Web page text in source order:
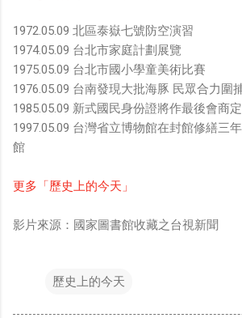
1972.05.09 北區泰嶽七號防空演習
1974.05.09 台北市家庭計劃展覽
1975.05.09 台北市國小學童美術比賽
1976.05.09 台南發現大批海豚 民眾合力圍
1985.05.09 新式國民身份證將作最後會商
1997.05.09 台灣省立博物館在封館修繕三
館
更多「歷史上的今天」
影片來源：國家圖書館收藏之台視新聞
歷史上的今天